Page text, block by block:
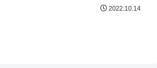
2022.10.14